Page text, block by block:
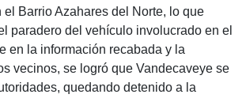
el Barrio Azahares del Norte, lo que
paradero del vehículo involucrado en el
en la información recabada y la
vecinos, se logró que Vandecaveye se
quedando detenido a la